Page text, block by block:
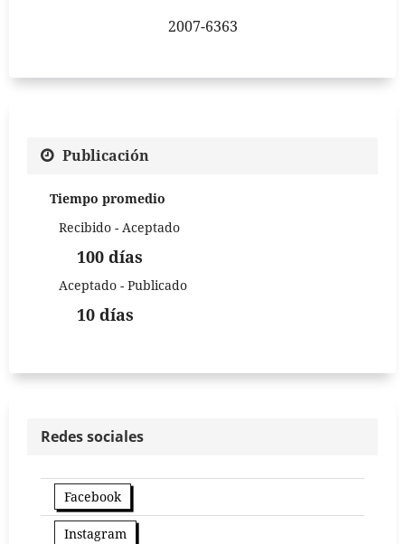
2007-6363
Publicación
Tiempo promedio
Recibido - Aceptado
100 días
Aceptado - Publicado
10 días
Redes sociales
Facebook
Instagram